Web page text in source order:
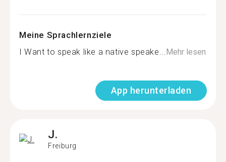
Meine Sprachlernziele
I Want to speak like a native speake...Mehr lesen
App herunterladen
J.
Freiburg